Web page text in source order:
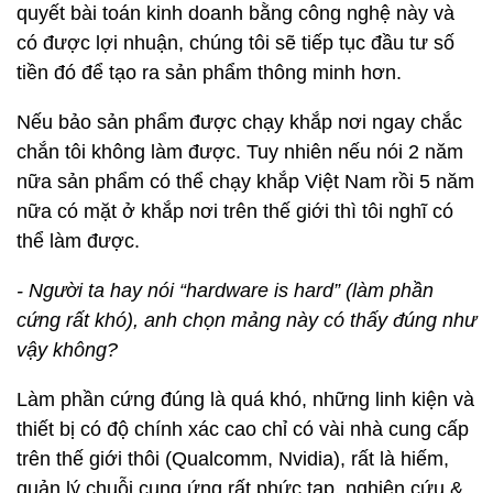
quyết bài toán kinh doanh bằng công nghệ này và
có được lợi nhuận, chúng tôi sẽ tiếp tục đầu tư số
tiền đó để tạo ra sản phẩm thông minh hơn.
Nếu bảo sản phẩm được chạy khắp nơi ngay chắc
chắn tôi không làm được. Tuy nhiên nếu nói 2 năm
nữa sản phẩm có thể chạy khắp Việt Nam rồi 5 năm
nữa có mặt ở khắp nơi trên thế giới thì tôi nghĩ có
thể làm được.
- Người ta hay nói “hardware is hard” (làm phần
cứng rất khó), anh chọn mảng này có thấy đúng như
vậy không?
Làm phần cứng đúng là quá khó, những linh kiện và
thiết bị có độ chính xác cao chỉ có vài nhà cung cấp
trên thế giới thôi (Qualcomm, Nvidia), rất là hiếm,
quản lý chuỗi cung ứng rất phức tạp, nghiên cứu &